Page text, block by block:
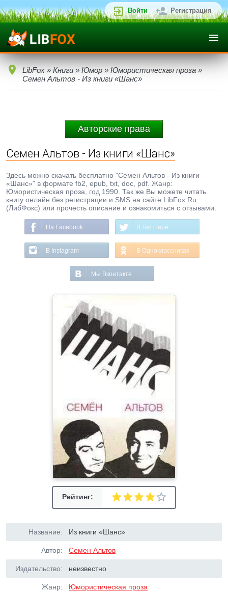
Войти Регистрация
LibFox » Книги » Юмор » Юмористическая проза »
Семен Альтов - Из книги «Шанс»
Авторские права
Семен Альтов - Из книги «Шанс»
Здесь можно скачать бесплатно "Семен Альтов - Из книги
«Шанс»" в формате fb2, epub, txt, doc, pdf. Жанр:
Юмористическая проза, год 1990. Так же Вы можете читать
книгу онлайн без регистрации и SMS на сайте LibFox.Ru
(ЛибФокс) или прочесть описание и ознакомиться с отзывами.
На Facebook В Твиттере
В Instagram В Одноклассниках
Мы Вконтакте
Рейтинг:
Название: Из книги «Шанс»
Автор: Семен Альтов
Издательство: неизвестно
Жанр: Юмористическая проза